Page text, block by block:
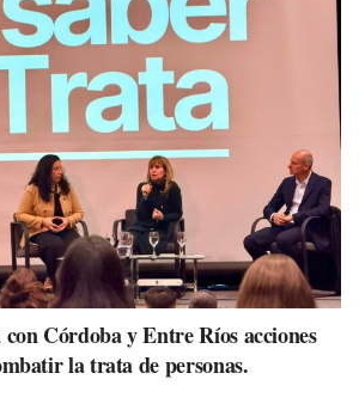
Córdoba y Entre Ríos acciones
la trata de personas.